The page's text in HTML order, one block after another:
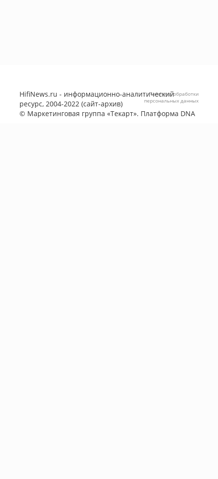
HifiNews.ru - информационно-аналитический
ресурс, 2004-2022 (сайт-архив)
© Маркетинговая группа «Текарт». Платформа DNA
Политика обработки
персональных данных